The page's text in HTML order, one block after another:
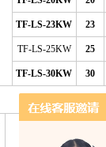
TF-LS-23KW 23
TF-LS-25KW 25
TF-LS-30KW 30